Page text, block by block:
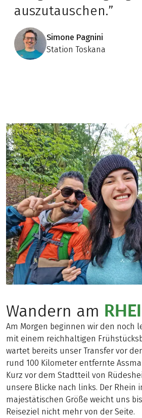
auszutauschen.”
Simone Pagnini
Station Toskana
Wandern am
Am Morgen beginnen wir den noch
mit einem reichhaltigen
wartet bereits unser Transfer vor
rund 100 Kilometer entfernte
Kurz vor dem Stadtteil von
unsere Blicke nach links. Der Rhein
majestätischen Größe weicht uns
Reiseziel nicht mehr von der Seite.